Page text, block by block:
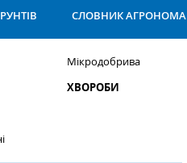
СЛОВНИК АГРОНОМА
Мікродобрива
ХВОРОБИ